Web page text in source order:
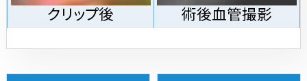
クリップ後 術後血管撮影